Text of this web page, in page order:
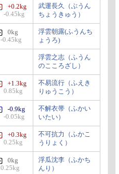
+0.2kg
-0.45kg
武運長久（ぶうん
ちょうきゅう）
0kg
-0.45kg
浮雲朝露(ふうんち
ょうろ)
浮雲之志（ふうん
のこころざし）
+1.3kg
0.85kg
不易流行（ふえき
りゅうこう）
-0.9kg
-0.05kg
不解衣帯（ふかい
いたい）
+0.3kg
0.25kg
不可抗力（ふかこ
うりょく）
0kg
0.25kg
浮瓜沈李（ふかち
んり）